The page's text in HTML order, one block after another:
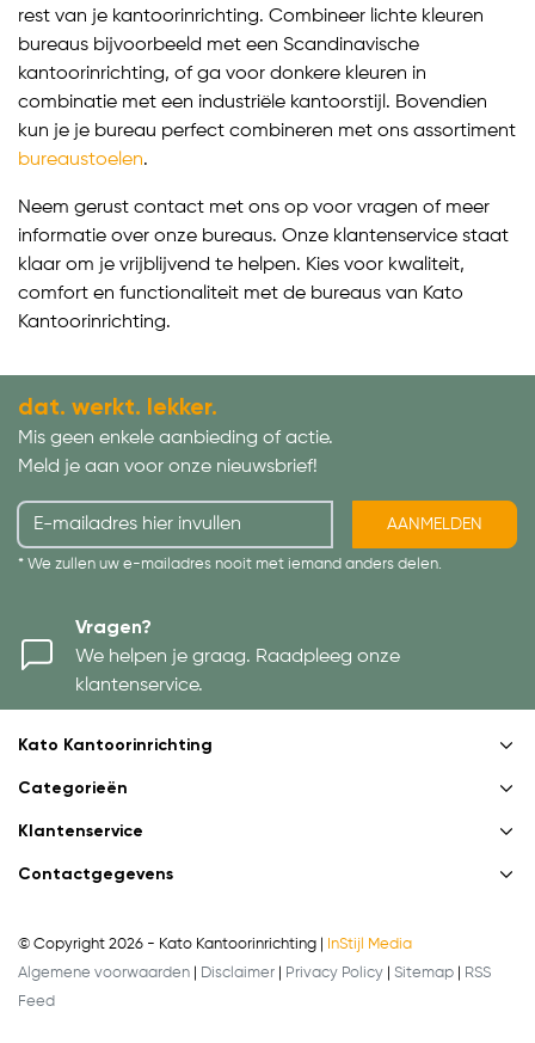
rest van je kantoorinrichting. Combineer lichte kleuren
bureaus bijvoorbeeld met een Scandinavische
kantoorinrichting, of ga voor donkere kleuren in
combinatie met een industriële kantoorstijl. Bovendien
kun je je bureau perfect combineren met ons assortiment
bureaustoelen.
Neem gerust contact met ons op voor vragen of meer
informatie over onze bureaus. Onze klantenservice staat
klaar om je vrijblijvend te helpen. Kies voor kwaliteit,
comfort en functionaliteit met de bureaus van Kato
Kantoorinrichting.
dat. werkt. lekker.
Mis geen enkele aanbieding of actie.
Meld je aan voor onze nieuwsbrief!
AANMELDEN
* We zullen uw e-mailadres nooit met iemand anders delen.
Vragen?
We helpen je graag. Raadpleeg onze
klantenservice.
Kato Kantoorinrichting
Categorieën
Klantenservice
Contactgegevens
© Copyright 2026 - Kato Kantoorinrichting |
InStijl Media
Algemene voorwaarden
Disclaimer Privacy Policy Sitemap
RSS
Feed